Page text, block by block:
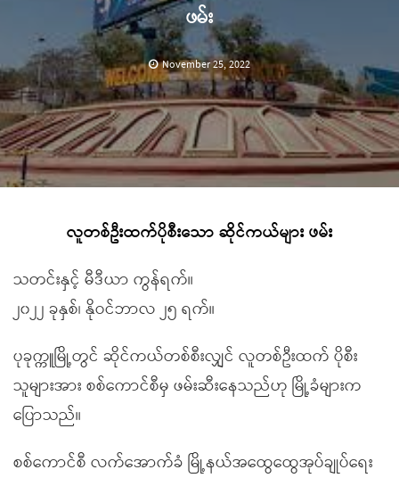
ဖမ်း
November 25, 2022
လူတစ်ဦးထက်ပိုစီးသော ဆိုင်ကယ်များ ဖမ်း
သတင်းနှင့် မီဒီယာ ကွန်ရက်။
၂၀၂၂ ခုနှစ်၊ နိုဝင်ဘာလ ၂၅ ရက်။
ပုခုက္ကူမြို့တွင် ဆိုင်ကယ်တစ်စီးလျှင် လူတစ်ဦးထက် ပိုစီး
သူများအား စစ်ကောင်စီမှ ဖမ်းဆီးနေသည်ဟု မြို့ခံများက
ပြောသည်။
စစ်ကောင်စီ လက်အောက်ခံ မြို့နယ်အထွေထွေအုပ်ချုပ်ရေး